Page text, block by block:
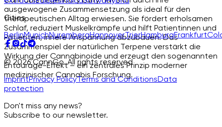
ausgewogene Zusammensetzung als ideal für den
therapeutischen Alltag erwiesen. Sie fördert erholsamen
Schlaf, reduziert Muskelkrämpfe und hilft Patientinnen und
Patienten, innere Anspannung abzubauen. Das
Zusammenspiel der natürlichen Terpene verstärkt die
Wirkung der Cannabinoide und erzeugt den sogenannten
Entourage-Effekt – ein zentrales Prinzip moderner
medizinischer Cannabis Forschung.
Cities
BerlinMunichNurembergHannoverTrierHamburgFrankfurt
© 2026 CannGo. All rights reserved
ImprintPrivacy PolicyTerms and ConditionsData
protection
Don't miss any news?
Subscribe to our newsletter.